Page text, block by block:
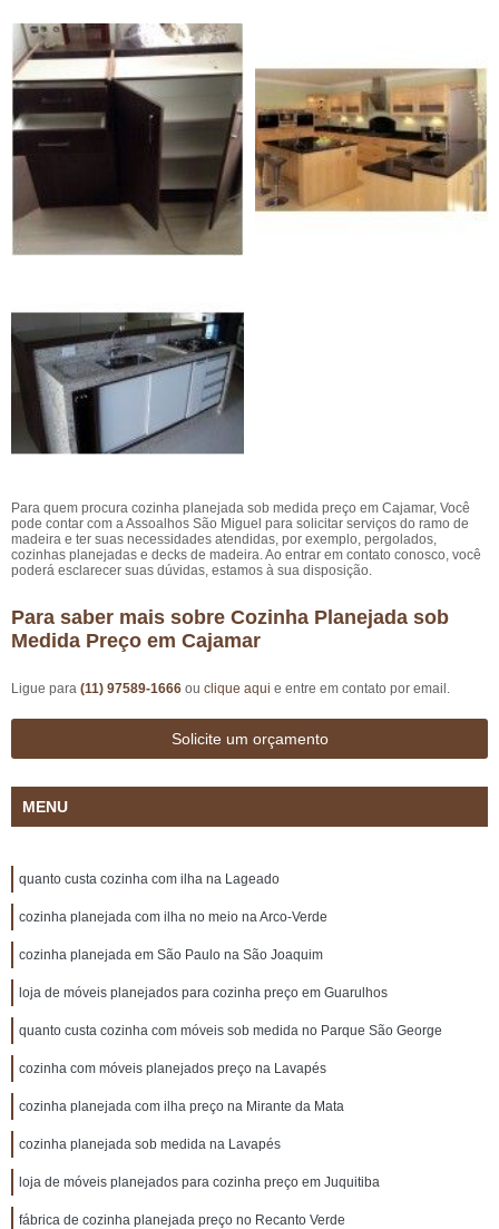
Para quem procura cozinha planejada sob medida preço em Cajamar, Você
pode contar com a Assoalhos São Miguel para solicitar serviços do ramo de
madeira e ter suas necessidades atendidas, por exemplo, pergolados,
cozinhas planejadas e decks de madeira. Ao entrar em contato conosco, você
poderá esclarecer suas dúvidas, estamos à sua disposição.
Para saber mais sobre Cozinha Planejada sob
Medida Preço em Cajamar
Ligue para (11) 97589-1666 ou clique aqui e entre em contato por email.
Solicite um orçamento
MENU
quanto custa cozinha com ilha na Lageado
cozinha planejada com ilha no meio na Arco-Verde
cozinha planejada em São Paulo na São Joaquim
loja de móveis planejados para cozinha preço em Guarulhos
quanto custa cozinha com móveis sob medida no Parque São George
cozinha com móveis planejados preço na Lavapés
cozinha planejada com ilha preço na Mirante da Mata
cozinha planejada sob medida na Lavapés
loja de móveis planejados para cozinha preço em Juquitiba
fábrica de cozinha planejada preço no Recanto Verde